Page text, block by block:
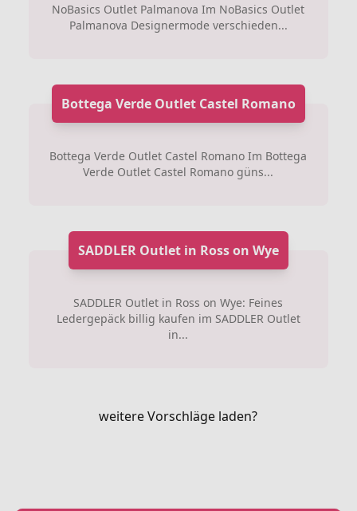
NoBasics Outlet Palmanova Im NoBasics Outlet
Palmanova Designermode verschieden...
Bottega Verde Outlet Castel Romano
Bottega Verde Outlet Castel Romano Im Bottega
Verde Outlet Castel Romano güns...
SADDLER Outlet in Ross on Wye
SADDLER Outlet in Ross on Wye: Feines
Ledergepäck billig kaufen im SADDLER Outlet
in...
weitere Vorschläge laden?